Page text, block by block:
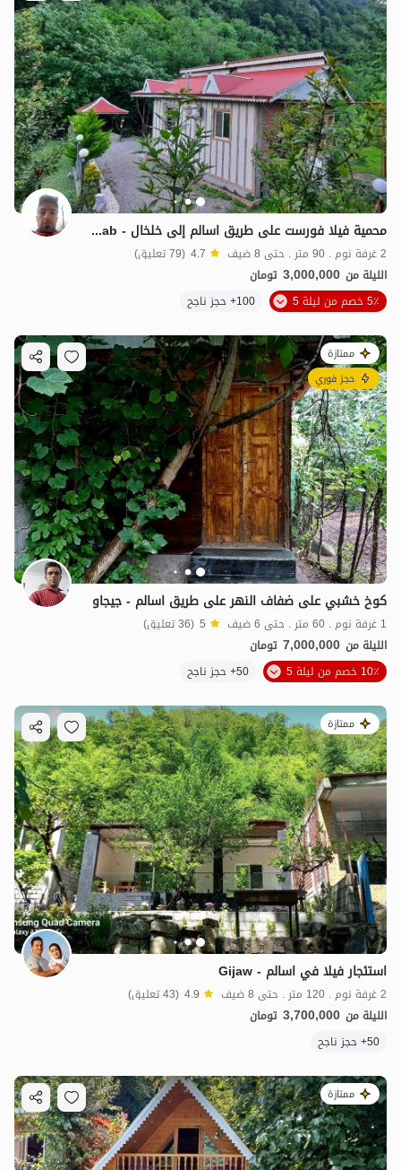
محمية فيلا فورست على طريق اسالم إلى خلخال - Gijab
2 غرفة نوم . 90 متر . حتى 8 ضيف 4.7 (79 تعليق)
الليلة من 3,000,000 تومان
5٪ خصم من ليلة 5
100+ حجز ناجح
ممتازة
حجز فوري
كوخ خشبي على ضفاف النهر على طريق اسالم - جيجاو
1 غرفة نوم . 60 متر . حتى 6 ضيف 5 (36 تعليق)
الليلة من 7,000,000 تومان
10٪ خصم من ليلة 5
50+ حجز ناجح
ممتازة
استئجار فيلا في اسالم - Gijaw
2 غرفة نوم . 120 متر . حتى 8 ضيف 4.9 (43 تعليق)
الليلة من 3,700,000 تومان
50+ حجز ناجح
ممتازة